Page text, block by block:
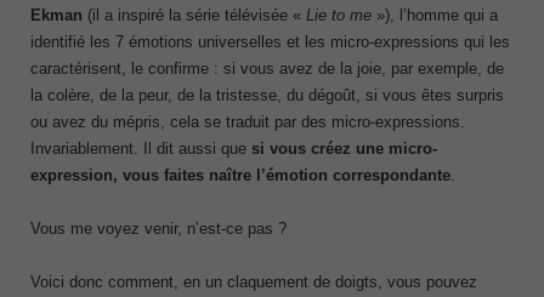
Ekman (il a inspiré la série télévisée « Lie to me »), l’homme qui a
identifié les 7 émotions universelles et les micro-expressions qui les
caractérisent, le confirme : si vous avez de la joie, par exemple, de
la colère, de la peur, de la tristesse, du dégoût, si vous êtes surpris
ou avez du mépris, cela se traduit par des micro-expressions.
Invariablement. Il dit aussi que si vous créez une micro-
expression, vous faites naître l’émotion correspondante
Vous me voyez venir, n’est-ce pas ?
Voici donc comment, en un claquement de doigts, vous pouvez